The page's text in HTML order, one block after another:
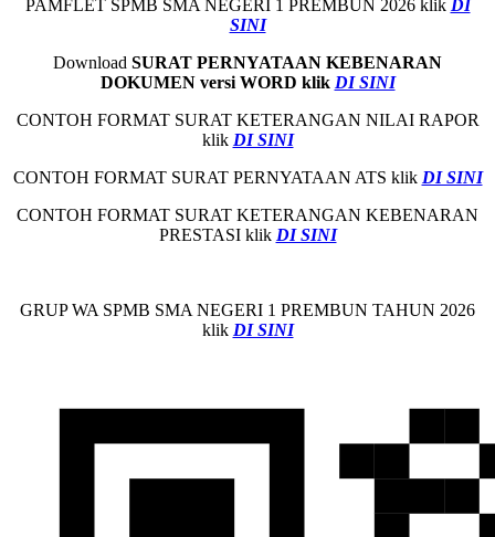
PAMFLET SPMB SMA NEGERI 1 PREMBUN 2026 klikDI
SINI
Download SURAT PERNYATAAN KEBENARAN
DOKUMEN versi WORD klikDI SINI
CONTOH FORMAT SURAT KETERANGAN NILAI RAPOR
klikDI SINI
CONTOH FORMAT SURAT PERNYATAAN ATS klikDI SINI
CONTOH FORMAT SURAT KETERANGAN KEBENARAN
PRESTASI klikDI SINI
GRUP WA SPMB SMA NEGERI 1 PREMBUN TAHUN 2026
klikDI SINI